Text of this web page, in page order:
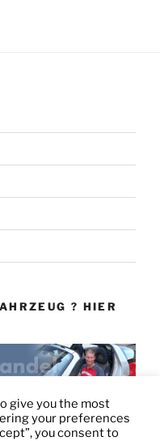
? HIER
give you the most
your preferences
you consent to